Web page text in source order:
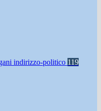
indirizzo-politico 119